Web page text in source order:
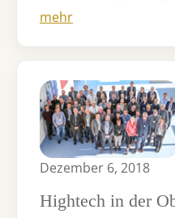
mehr
Dezember 6, 2018
Hightech in der